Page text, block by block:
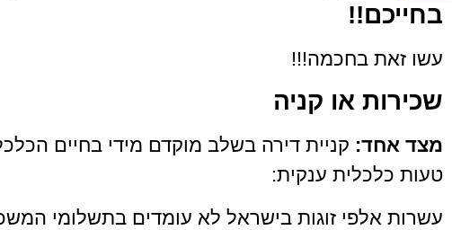
בחייכם!!
עשו זאת בחכמה!!!
שכירות או קניה
מצד אחד: קניית דירה בשלב מוקדם מידי בחיים
טעות כלכלית ענקית:
עשרות אלפי זוגות בישראל לא עומדים בתשלומי